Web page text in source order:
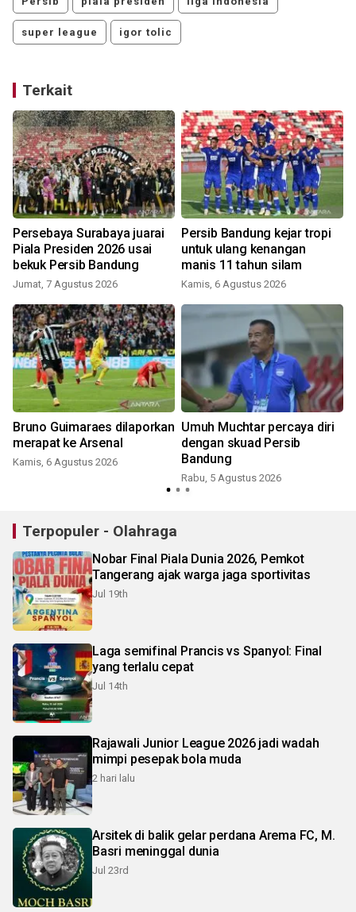
super league igor tolic
Terkait
Persebaya Surabaya juarai
Piala Presiden 2026 usai
bekuk Persib Bandung
Jumat, 7 Agustus 2026
Persib Bandung kejar tropi
untuk ulang kenangan
manis 11 tahun silam
Kamis, 6 Agustus 2026
Bruno Guimaraes dilaporkan
merapat ke Arsenal
Kamis, 6 Agustus 2026
Umuh Muchtar percaya diri
dengan skuad Persib
Bandung
Rabu, 5 Agustus 2026
Terpopuler - Olahraga
Nobar Final Piala Dunia 2026, Pemkot
Tangerang ajak warga jaga sportivitas
Jul 19th
Laga semifinal Prancis vs Spanyol: Final
yang terlalu cepat
Jul 14th
Rajawali Junior League 2026 jadi wadah
mimpi pesepak bola muda
2 hari lalu
Arsitek di balik gelar perdana Arema FC, M.
Basri meninggal dunia
Jul 23rd